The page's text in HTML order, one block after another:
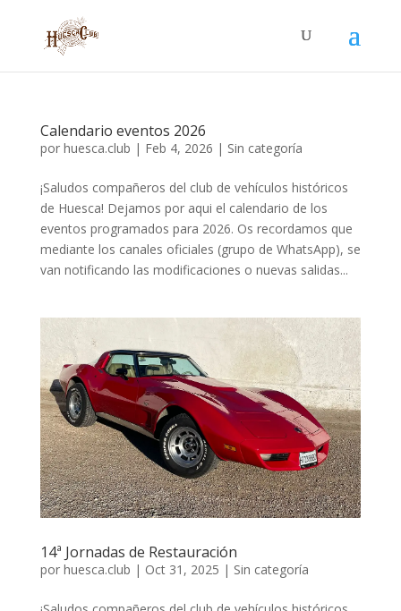
Calendario eventos 2026
por huesca.club | Feb 4, 2026 | Sin categoría
¡Saludos compañeros del club de vehículos históricos
de Huesca! Dejamos por aqui el calendario de los
eventos programados para 2026. Os recordamos que
mediante los canales oficiales (grupo de WhatsApp), se
van notificando las modificaciones o nuevas salidas...
14ª Jornadas de Restauración
por huesca.club | Oct 31, 2025 | Sin categoría